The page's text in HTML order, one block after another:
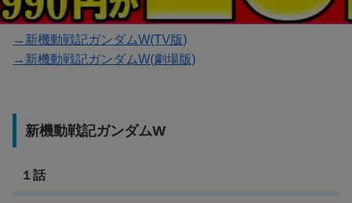
→新機動戦記ガンダムW(TV版)
→新機動戦記ガンダムW(劇場版)
新機動戦記ガンダムW
１話